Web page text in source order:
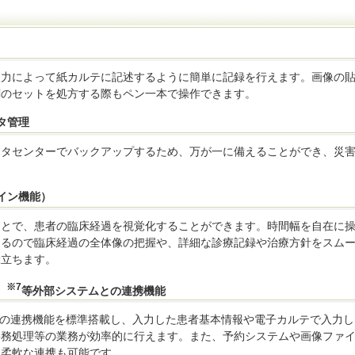
によって紙カルテに記述するように簡単に記録を行えます。画像の
セットを処方する際もペン一本で操作できます。
管理
センターでバックアップするため、万が一に備えることができ、災
機能）
で、患者の臨床経過を視覚化することができます。時間幅を自在に
ので臨床経過の全体像の把握や、詳細な診療記録や治療方針をスム
ちます。
※7等外部システムとの連携機能
連携機能を標準搭載し、入力した患者基本情報や電子カルテで入力
処理等の業務が効率的に行えます。また、予約システムや画像ファ